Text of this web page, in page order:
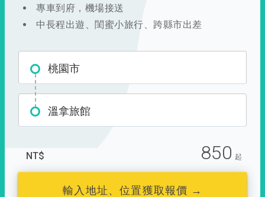
專車到府，機場接送
中長程出遊、閨蜜小旅行、跨縣市出差
桃園市
溫拿旅館
NT$ 850 起
輸入地址、位置獲取報價 →